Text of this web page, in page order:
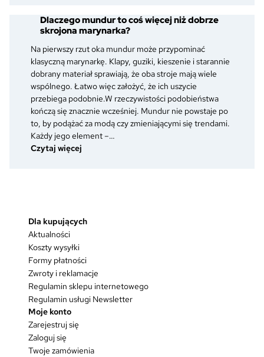
służbie
mundurowej
–
co
zmienia
się
w
umundurowaniu
po
otrzymaniu
Dlaczego mundur to coś więcej niż dobrze
skrojona marynarka?
Na pierwszy rzut oka mundur może przypominać
klasyczną marynarkę. Klapy, guziki, kieszenie i starannie
dobrany materiał sprawiają, że oba stroje mają wiele
wspólnego. Łatwo więc założyć, że ich uszycie
przebiega podobnie.W rzeczywistości podobieństwa
kończą się znacznie wcześniej. Mundur nie powstaje po
to, by podążać za modą czy zmieniającymi się trendami.
Każdy jego element –…
Czytaj więcej
niż
marynarka?
Dla kupujących
Aktualności
Koszty wysyłki
Formy płatności
Zwroty i reklamacje
Regulamin sklepu internetowego
Regulamin usługi Newsletter
Moje konto
Zarejestruj się
Zaloguj się
Twoje zamówienia